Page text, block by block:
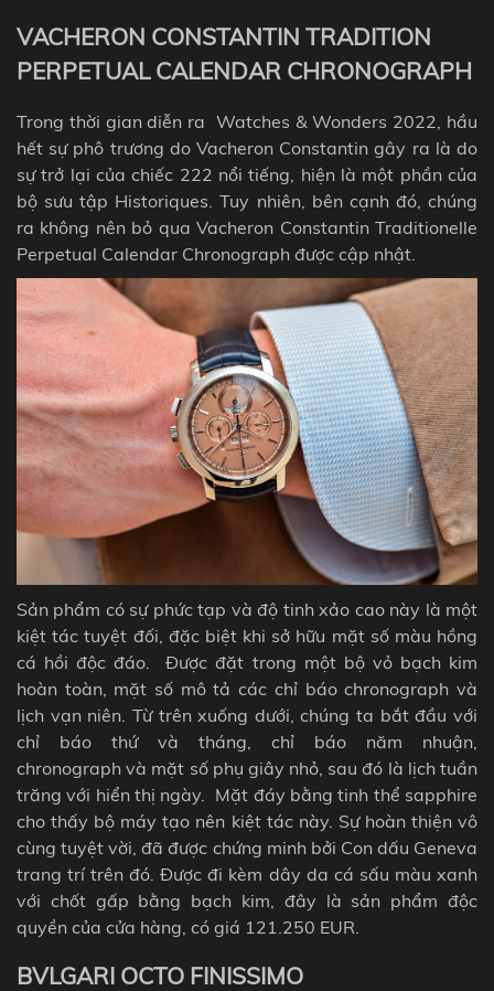
VACHERON CONSTANTIN TRADITION
PERPETUAL CALENDAR CHRONOGRAPH
Trong thời gian diễn ra Watches & Wonders 2022 , hầu
hết sự phô trương do Vacheron Constantin gây ra là do
sự trở lại của chiếc 222 nổi tiếng, hiện là một phần của
bộ sưu tập Historiques. Tuy nhiên, bên cạnh đó, chúng
ra không nên bỏ qua Vacheron Constantin Traditionelle
Perpetual Calendar Chronograph được cập nhật.
Sản phẩm có sự phức tạp và độ tinh xảo cao này là một
kiệt tác tuyệt đối, đặc biệt khi sở hữu mặt số màu hồng
cá hồi độc đáo. Được đặt trong một bộ vỏ bạch kim
hoàn toàn, mặt số mô tả các chỉ báo chronograph và
lịch vạn niên. Từ trên xuống dưới, chúng ta bắt đầu với
chỉ báo thứ và tháng, chỉ báo năm nhuận,
chronograph và mặt số phụ giây nhỏ, sau đó là lịch tuần
trăng với hiển thị ngày. Mặt đáy bằng tinh thể sapphire
cho thấy bộ máy tạo nên kiệt tác này. Sự hoàn thiện vô
cùng tuyệt vời, đã được chứng minh bởi Con dấu Geneva
trang trí trên đó. Được đi kèm dây da cá sấu màu xanh
với chốt gấp bằng bạch kim, đây là sản phẩm độc
quyền của cửa hàng, có giá 121.250 EUR.
BVLGARI OCTO FINISSIMO